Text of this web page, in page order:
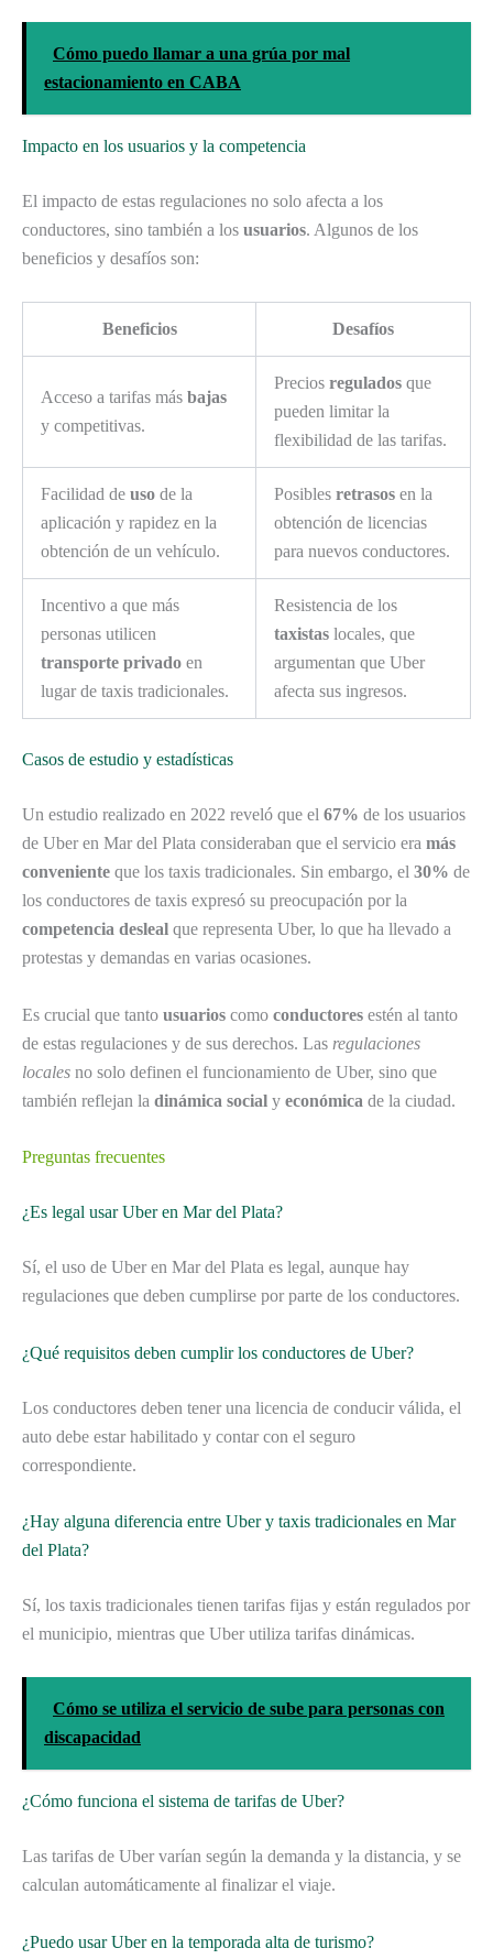
Cómo puedo llamar a una grúa por mal
estacionamiento en CABA
Impacto en los usuarios y la competencia
El impacto de estas regulaciones no solo afecta a los
conductores, sino también a los usuarios. Algunos de los
beneficios y desafíos son:
Beneficios Desafíos
Acceso a tarifas más bajas
y competitivas.
Precios regulados que
pueden limitar la
flexibilidad de las tarifas.
Facilidad de uso de la
aplicación y rapidez en la
obtención de un vehículo.
Posibles retrasos en la
obtención de licencias
para nuevos conductores.
Incentivo a que más
personas utilicen
transporte privado en
lugar de taxis tradicionales.
Resistencia de los
taxistas locales, que
argumentan que Uber
afecta sus ingresos.
Casos de estudio y estadísticas
Un estudio realizado en 2022 reveló que el 67% de los usuarios
de Uber en Mar del Plata consideraban que el servicio era más
conveniente que los taxis tradicionales. Sin embargo, el 30% de
los conductores de taxis expresó su preocupación por la
competencia desleal que representa Uber, lo que ha llevado a
protestas y demandas en varias ocasiones.
Es crucial que tanto usuarios como conductores estén al tanto
de estas regulaciones y de sus derechos. Las regulaciones
locales no solo definen el funcionamiento de Uber, sino que
también reflejan la dinámica social y económica de la ciudad.
Preguntas frecuentes
¿Es legal usar Uber en Mar del Plata?
Sí, el uso de Uber en Mar del Plata es legal, aunque hay
regulaciones que deben cumplirse por parte de los conductores.
¿Qué requisitos deben cumplir los conductores de Uber?
Los conductores deben tener una licencia de conducir válida, el
auto debe estar habilitado y contar con el seguro
correspondiente.
¿Hay alguna diferencia entre Uber y taxis tradicionales en Mar
del Plata?
Sí, los taxis tradicionales tienen tarifas fijas y están regulados por
el municipio, mientras que Uber utiliza tarifas dinámicas.
Cómo se utiliza el servicio de sube para personas con
discapacidad
¿Cómo funciona el sistema de tarifas de Uber?
Las tarifas de Uber varían según la demanda y la distancia, y se
calculan automáticamente al finalizar el viaje.
¿Puedo usar Uber en la temporada alta de turismo?